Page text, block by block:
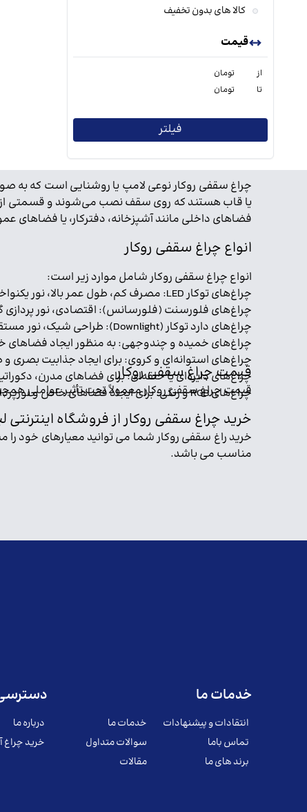
کالا های بدون تخفیف
قیمت
از
تومان
تا
تومان
فیلتر
چراغ سقفی روکار نوعی لامپ یا روشنایی است که به
یا قاب هستند که روی سقف نصب می‌شوند و قسمتی از
فضاهای داخلی مانند آشپزخانه، دفترکار، یا
انواع چراغ سقفی روکار
انواع چراغ سقفی روکار شامل موارد زیر است:
چراغ‌های توکار LED: مصرف کم، طول عمر بالا، نور یکنواخت و مناسب برای فضاهای مختلف.
چراغ‌های فلورسنت (فلورسانس): اقتصادی، نور پردازی
چراغ‌های دارد توکار (Downlight): طراحی شیک، نور مستقیم، برای اتاق‌ها و سالن‌های پذیرایی.
چراغ‌های خمیده و چندوجهی: به منظور ایجاد فضاهای
چراغ‌های استوانه‌ای و کروی: برای ایجاد جذابیت بصری
چراغ‌های دایره‌ای یا حلقه‌ای: برای فضاهای مدرن،
چراغ‌های RGB و رنگی: برای ایجاد فضاهای خاص و نورپردازی‌های هنری و دکوراتیو.
قیمت چراغ سقفی روکار
قیمت چراغ سقفی روکار معمولاً تحت تأثیر عواملی
خرید چراغ سقفی روکار از فروشگاه
خرید راغ سقفی روکار شما می توانید معیارهای خود
مناسب می باشد.
خدمات ما
انتقادات و پیشنهادات
خدمات ما
تماس باما
سوالات متداول
برند های ما
مقالات
درباره ما
خرید چراغ